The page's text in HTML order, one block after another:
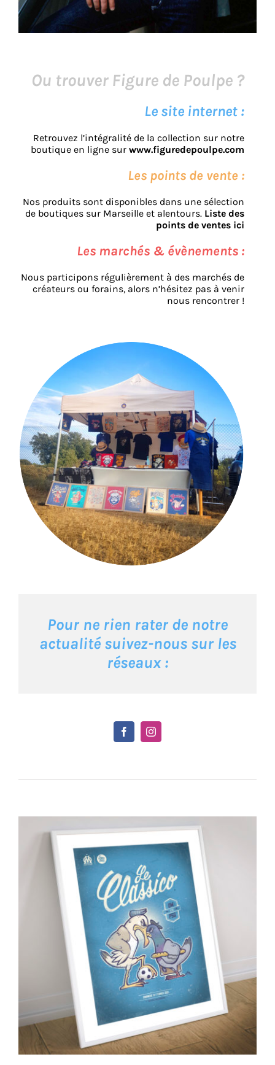
Ou trouver Figure de Poulpe ?
Le site internet :
Retrouvez l’intégralité de la collection sur notre
boutique en ligne surwww.figuredepoulpe.com
Les points de vente :
Nos produits sont disponibles dans une sélection
de boutiques sur Marseille et alentours. Liste des
points de ventes ici
Les marchés & évènements :
Nous participons régulièrement à des marchés de
créateurs ou forains, alors n’hésitez pas à venir
nous rencontrer !
Pour ne rien rater de notre
actualité suivez-nous sur les
réseaux :